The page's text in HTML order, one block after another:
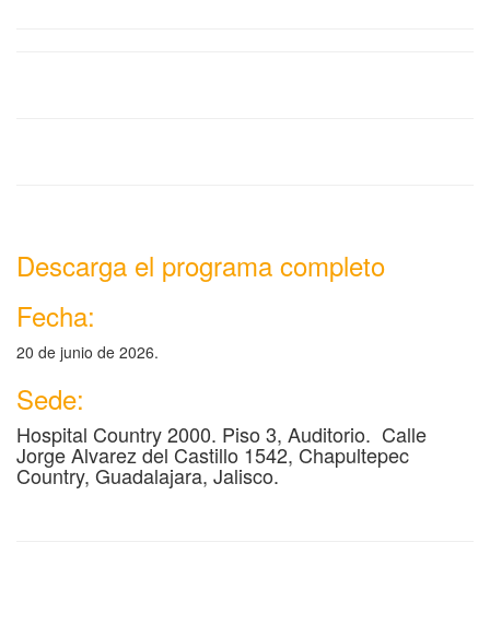
Descarga el programa completo
Fecha:
20 de junio de 2026.
Sede:
Hospital Country 2000. Piso 3, Auditorio. Calle
Jorge Alvarez del Castillo 1542, Chapultepec
Country, Guadalajara, Jalisco.